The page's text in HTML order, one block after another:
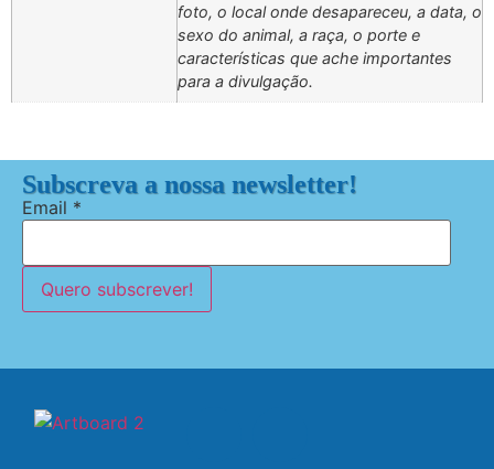
foto, o local onde desapareceu, a data, o
sexo do animal, a raça, o porte e
características que ache importantes
para a divulgação.
Subscreva a nossa newsletter!
Email *
Quero subscrever!